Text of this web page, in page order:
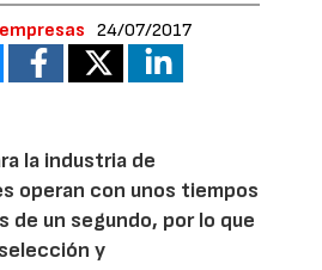
24/07/2017
la industria de
operan con unos tiempos
de un segundo, por lo que
y